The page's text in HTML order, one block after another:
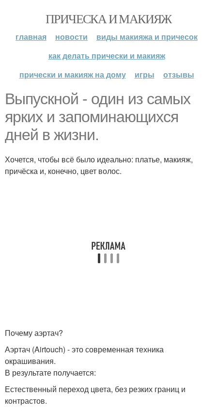
ПРИЧЕСКА И МАКИЯЖ
главная новости
виды макияжа и причесок
как делать прически и макияж
прически и макияж на дому
игры отзывы
Выпускной - один из самых
ярких и запоминающихся
дней в жизни.
Хочется, чтобы всё было идеально: платье, макияж,
причёска и, конечно, цвет волос.
Почему аэртач?
Аэртач (Airtouch) - это современная техника
окрашивания.
В результате получается:
Естественный переход цвета, без резких границ и
контрастов.